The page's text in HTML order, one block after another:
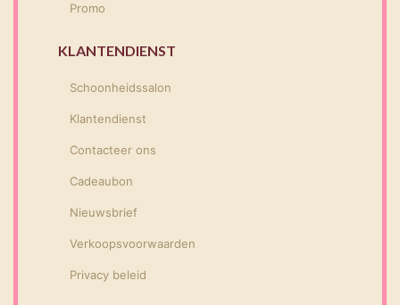
Promo
KLANTENDIENST
Schoonheidssalon
Klantendienst
Contacteer ons
Cadeaubon
Nieuwsbrief
Verkoopsvoorwaarden
Privacy beleid